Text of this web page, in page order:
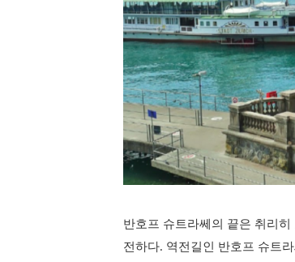
반호프 슈트라쎄의 끝은 취리
전하다. 역전길인 반호프 슈트